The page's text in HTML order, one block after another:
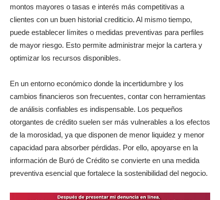
montos mayores o tasas e interés más competitivas a
clientes con un buen historial crediticio. Al mismo tiempo,
puede establecer límites o medidas preventivas para perfiles
de mayor riesgo. Esto permite administrar mejor la cartera y
optimizar los recursos disponibles.
En un entorno económico donde la incertidumbre y los
cambios financieros son frecuentes, contar con herramientas
de análisis confiables es indispensable. Los pequeños
otorgantes de crédito suelen ser más vulnerables a los efectos
de la morosidad, ya que disponen de menor liquidez y menor
capacidad para absorber pérdidas. Por ello, apoyarse en la
información de Buró de Crédito se convierte en una medida
preventiva esencial que fortalece la sostenibilidad del negocio.